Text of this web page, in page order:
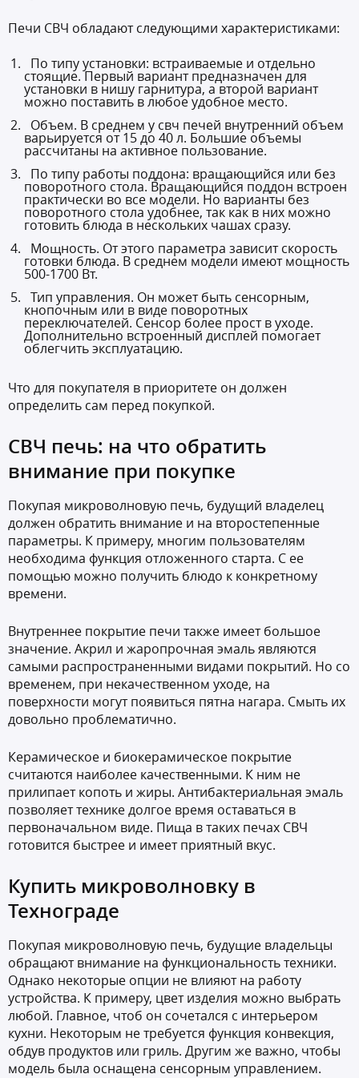
Печи СВЧ обладают следующими характеристиками:
По типу установки: встраиваемые и отдельно
стоящие. Первый вариант предназначен для
установки в нишу гарнитура, а второй вариант
можно поставить в любое удобное место.
Объем. В среднем у свч печей внутренний объем
варьируется от 15 до 40 л. Большие объемы
рассчитаны на активное пользование.
По типу работы поддона: вращающийся или без
поворотного стола. Вращающийся поддон встроен
практически во все модели. Но варианты без
поворотного стола удобнее, так как в них можно
готовить блюда в нескольких чашах сразу.
Мощность. От этого параметра зависит скорость
готовки блюда. В среднем модели имеют мощность
500-1700 Вт.
Тип управления. Он может быть сенсорным,
кнопочным или в виде поворотных
переключателей. Сенсор более прост в уходе.
Дополнительно встроенный дисплей помогает
облегчить эксплуатацию.
Что для покупателя в приоритете он должен
определить сам перед покупкой.
СВЧ печь: на что обратить
внимание при покупке
Покупая микроволновую печь, будущий владелец
должен обратить внимание и на второстепенные
параметры. К примеру, многим пользователям
необходима функция отложенного старта. С ее
помощью можно получить блюдо к конкретному
времени.
Внутреннее покрытие печи также имеет большое
значение. Акрил и жаропрочная эмаль являются
самыми распространенными видами покрытий. Но со
временем, при некачественном уходе, на
поверхности могут появиться пятна нагара. Смыть их
довольно проблематично.
Керамическое и биокерамическое покрытие
считаются наиболее качественными. К ним не
прилипает копоть и жиры. Антибактериальная эмаль
позволяет технике долгое время оставаться в
первоначальном виде. Пища в таких печах СВЧ
готовится быстрее и имеет приятный вкус.
Купить микроволновку в
Технограде
Покупая микроволновую печь, будущие владельцы
обращают внимание на функциональность техники.
Однако некоторые опции не влияют на работу
устройства. К примеру, цвет изделия можно выбрать
любой. Главное, чтоб он сочетался с интерьером
кухни. Некоторым не требуется функция конвекция,
обдув продуктов или гриль. Другим же важно, чтобы
модель была оснащена сенсорным управлением.